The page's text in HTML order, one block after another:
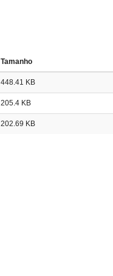
Tamanho
448.41 KB
205.4 KB
202.69 KB